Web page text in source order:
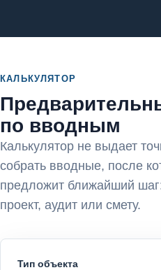
КАЛЬКУЛЯТОР
по вводным
Калькулятор не выдает
собрать вводные, после
предложит ближайший
проект, аудит или смету.
Тип объекта